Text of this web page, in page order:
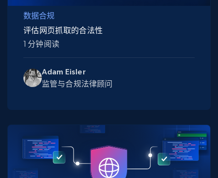
数据合规
Adam Eisler
监管与合规法律顾问
评估网页抓取的合法性
1 分钟阅读